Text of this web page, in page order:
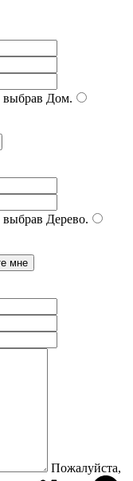
выбрав Дом.
выбрав Дерево.
Пожалуйста,